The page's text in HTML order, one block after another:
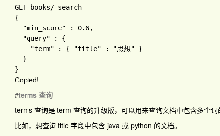
GET books
{
"min_score"
: 0.6,
"query"
: {
"term"
: { "title" : "思想" }
Copied!
#terms 查询
terms 查询是 term 查询的升级版，可以用来查询文档中包含多个词
比如，想查询 title 字段中包含 java 或 python 的文档。